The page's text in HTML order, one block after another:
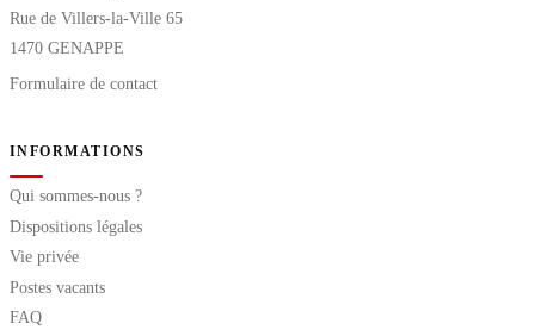
Rue de Villers-la-Ville 65
1470 GENAPPE
Formulaire de contact
INFORMATIONS
Qui sommes-nous ?
Dispositions légales
Vie privée
Postes vacants
FAQ